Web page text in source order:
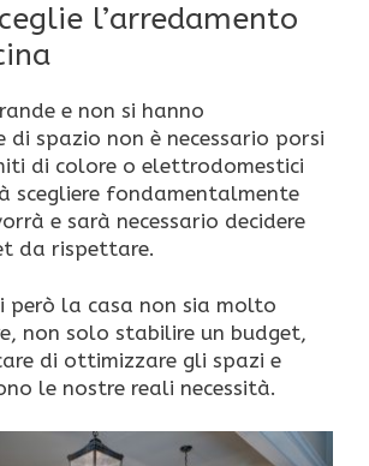
l’arredamento
e non si hanno
di spazio non è necessario porsi
di colore o elettrodomestici
scegliere fondamentalmente
e sarà necessario decidere
da rispettare.
però la casa non sia molto
non solo stabilire un budget,
di ottimizzare gli spazi e
le nostre reali necessità.